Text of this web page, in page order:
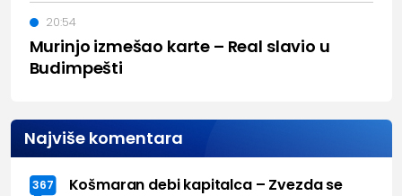
Murinjo izmešao karte – Real slavio u
Budimpešti
20:54
Najviše komentara
367
Košmaran debi kapitalca – Zvezda se